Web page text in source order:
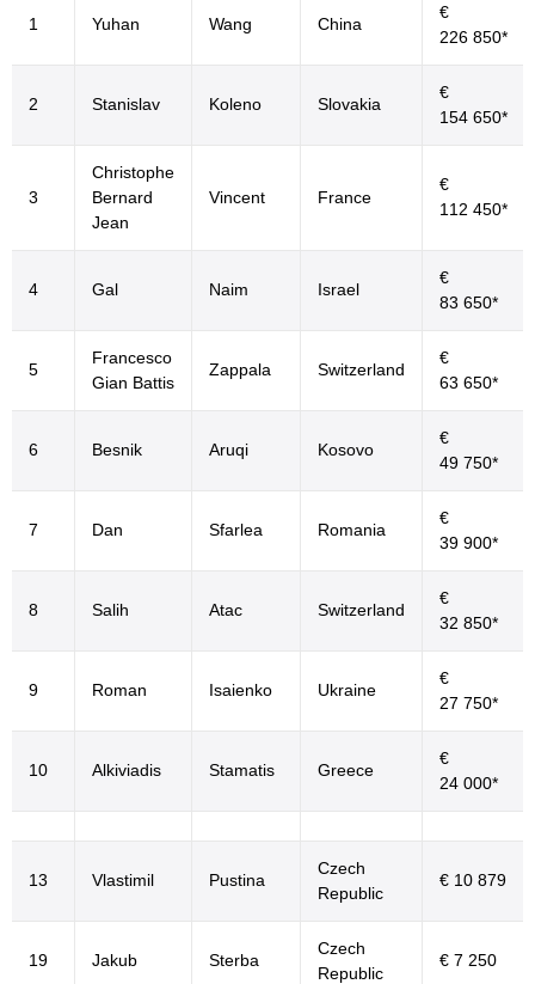
1 Yuhan Wang China
€
226 850*
2 Stanislav Koleno Slovakia
€
154 650*
3
Christophe
Bernard
Jean
Vincent France
€
112 450*
4 Gal Naim Israel
€
83 650*
5
Francesco
Gian Battis
Zappala Switzerland
€
63 650*
6 Besnik Aruqi Kosovo
€
49 750*
7 Dan Sfarlea Romania
€
39 900*
8 Salih Atac Switzerland
€
32 850*
9 Roman Isaienko Ukraine
€
27 750*
10 Alkiviadis Stamatis Greece
€
24 000*
13 Vlastimil Pustina
Czech
Republic
€ 10 879
19 Jakub Sterba
Czech
Republic
€ 7 250